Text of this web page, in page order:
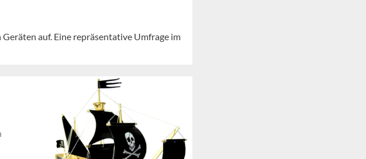
auf. Eine repräsentative Umfrage im